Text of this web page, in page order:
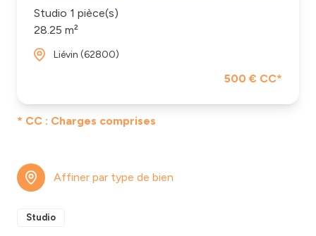
Studio 1 pièce(s)
28.25 m²
Liévin (62800)
500 € CC*
* CC : Charges comprises
Affiner par type de bien
Studio